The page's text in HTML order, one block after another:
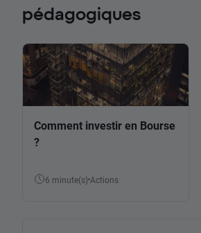
pédagogiques
Comment investir en Bourse
?
6 minute(s) Actions